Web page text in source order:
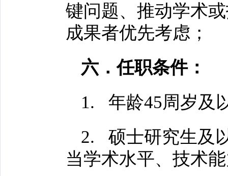
键问题、推动学术
成果者优先考虑；
六．任职条件：
1. 年龄45周岁及
2. 硕士研究生及
当学术水平、技术